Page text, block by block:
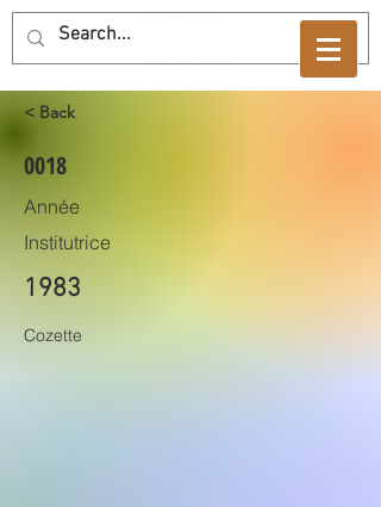
< Back
0018
Année
Institutrice
1983
Cozette